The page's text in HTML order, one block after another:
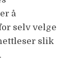
å
selv velge
slik